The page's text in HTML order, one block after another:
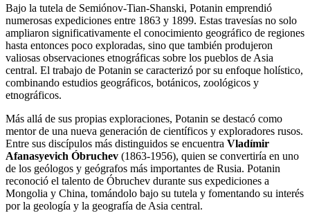
Bajo la tutela de Semiónov-Tian-Shanski, Potanin emprendió
numerosas expediciones entre 1863 y 1899. Estas travesías no solo
ampliaron significativamente el conocimiento geográfico de regiones
hasta entonces poco exploradas, sino que también produjeron
valiosas observaciones etnográficas sobre los pueblos de Asia
central. El trabajo de Potanin se caracterizó por su enfoque holístico,
combinando estudios geográficos, botánicos, zoológicos y
etnográficos.
Más allá de sus propias exploraciones, Potanin se destacó como
mentor de una nueva generación de científicos y exploradores rusos.
Entre sus discípulos más distinguidos se encuentra Vladímir
Afanasyevich Óbruchev (1863-1956), quien se convertiría en uno
de los geólogos y geógrafos más importantes de Rusia. Potanin
reconoció el talento de Óbruchev durante sus expediciones a
Mongolia y China, tomándolo bajo su tutela y fomentando su interés
por la geología y la geografía de Asia central.